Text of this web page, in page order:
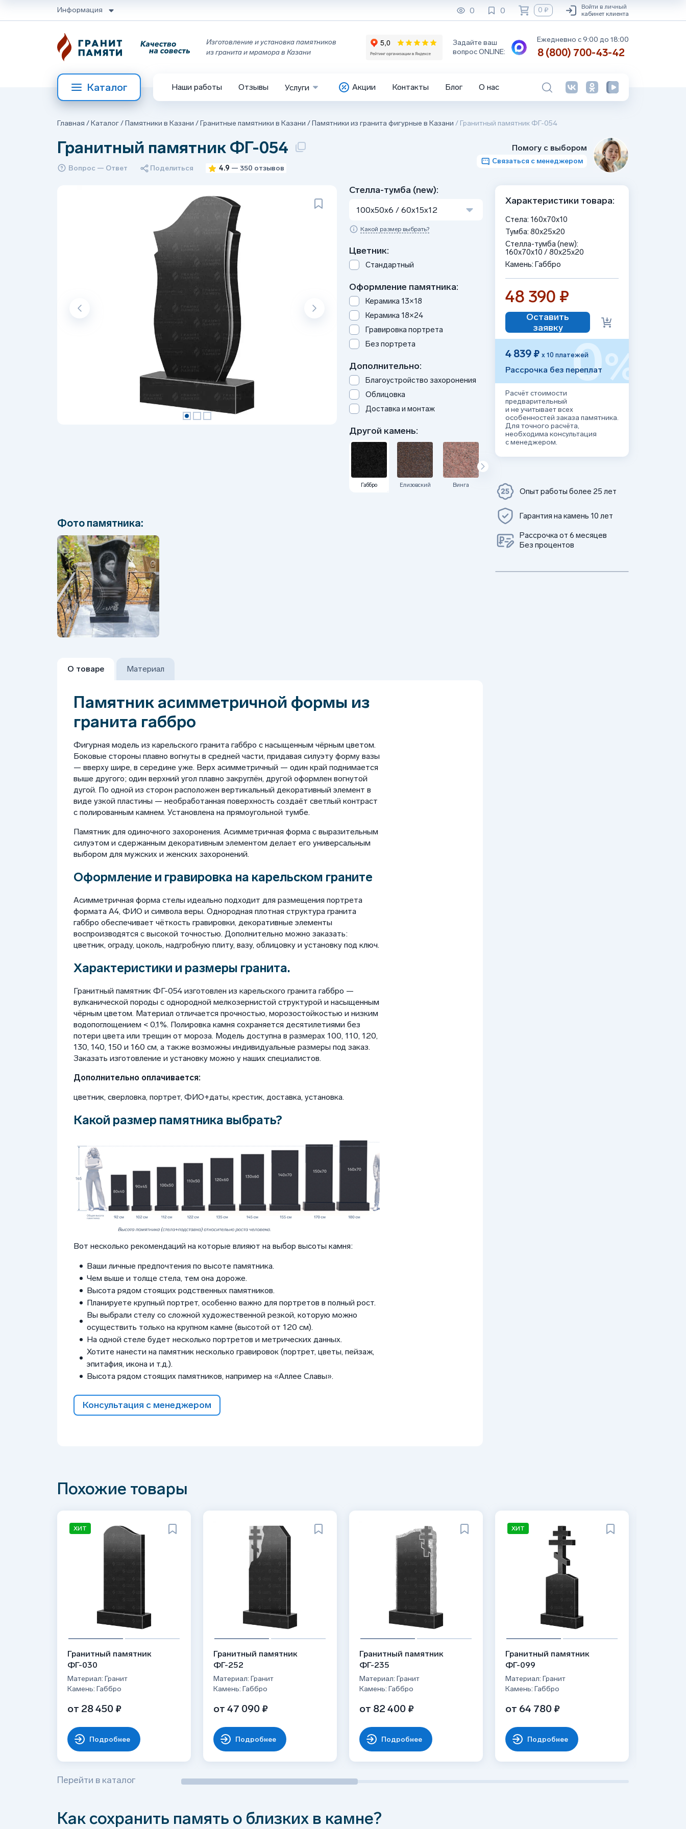
Информация 0 0 0 ₽
Войти в личный
кабинет клиента
Изготовление и установка памятников
из гранита и мрамора в Казани
Задайте ваш
вопрос ONLINE:
Ежедневно с 9:00 до 18:00
8 (800) 700-43-42
Каталог Наши работы Отзывы Услуги Акции Контакты Блог О нас
Главная /Каталог/Памятники в Казани /Гранитные памятники в Казани /Памятники из гранита фигурные в Казани / Гранитный памятник ФГ-054
Гранитный памятник ФГ-054
Вопрос — Ответ Поделиться 4.9 — 350 отзывов
Помогу с выбором
Связаться с менеджером
Стелла-тумба (new):
100x50x6 / 60x15x12
Какой размер выбрать?
Цветник:
Стандартный
Оформление памятника:
Керамика 13×18
Керамика 18×24
Гравировка портрета
Без портрета
Дополнительно:
Благоустройство захоронения
Облицовка
Доставка и монтаж
Другой камень:
Габбро Елизовский Винга Цветок Урала
Фото памятника:
О товаре Материал
Памятник асимметричной формы из
гранита габбро
Фигурная модель из карельского гранита габбро с насыщенным чёрным цветом.
Боковые стороны плавно вогнуты в средней части, придавая силуэту форму вазы
— вверху шире, в середине уже. Верх асимметричный — один край поднимается
выше другого; один верхний угол плавно закруглён, другой оформлен вогнутой
дугой. По одной из сторон расположен вертикальный декоративный элемент в
виде узкой пластины — необработанная поверхность создаёт светлый контраст
с полированным камнем. Установлена на прямоугольной тумбе.
Памятник для одиночного захоронения. Асимметричная форма с выразительным
силуэтом и сдержанным декоративным элементом делает его универсальным
выбором для мужских и женских захоронений.
Оформление и гравировка на карельском граните
Асимметричная форма стелы идеально подходит для размещения портрета
формата А4, ФИО и символа веры. Однородная плотная структура гранита
габбро обеспечивает чёткость гравировки, декоративные элементы
воспроизводятся с высокой точностью. Дополнительно можно заказать:
цветник, ограду, цоколь, надгробную плиту, вазу, облицовку и установку под ключ.
Характеристики и размеры гранита.
Гранитный памятник ФГ-054 изготовлен из карельского гранита габбро —
вулканической породы с однородной мелкозернистой структурой и насыщенным
чёрным цветом. Материал отличается прочностью, морозостойкостью и низким
водопоглощением < 0,1%. Полировка камня сохраняется десятилетиями без
потери цвета или трещин от мороза. Модель доступна в размерах 100, 110, 120,
130, 140, 150 и 160 см, а также возможны индивидуальные размеры под заказ.
Заказать изготовление и установку можно у наших специалистов.
Дополнительно оплачивается:
цветник, сверловка, портрет, ФИО+даты, крестик, доставка, установка.
Какой размер памятника выбрать?
Вот несколько рекомендаций на которые влияют на выбор высоты камня:
Ваши личные предпочтения по высоте памятника.
Чем выше и толще стела, тем она дороже.
Высота рядом стоящих родственных памятников.
Планируете крупный портрет, особенно важно для портретов в полный рост.
Вы выбрали стелу со сложной художественной резкой, которую можно
осуществить только на крупном камне (высотой от 120 см).
На одной стеле будет несколько портретов и метрических данных.
Хотите нанести на памятник несколько гравировок (портрет, цветы, пейзаж,
эпитафия, икона и т.д.).
Высота рядом стоящих памятников, например на «Аллее Славы».
Консультация с менеджером
Натуральный гранит, красивый природный рисунок;
Долговечен: сохраняет идеальный вид долгие десятилетия;
Легок в уходе, благодаря низкой пористости;
Возможен к полировки почти до зеркального блеска;
Доступен в разных комплектациях: с цветниками, с надгробными плитами и т.д.
Характеристики товара:
Стела: 160x70x10
Тумба: 80x25x20
Стелла-тумба (new):
160x70x10 / 80x25x20
Камень: Габбро
48 390 ₽
Оставить
заявку
4 839 ₽ х 10 платежей
Рассрочка без переплат
0%
Расчёт стоимости
предварительный
и не учитывает всех
особенностей заказа памятника.
Для точного расчёта,
необходима консультация
с менеджером.
Опыт работы более 25 лет
Гарантия на камень 10 лет
Рассрочка от 6 месяцев
Без процентов
Похожие товары
ХИТ
Гранитный памятник
ФГ-030
Материал: Гранит
Камень: Габбро
от 28 450 ₽
Подробнее
Гранитный памятник
ФГ-252
Материал: Гранит
Камень: Габбро
от 47 090 ₽
Подробнее
Гранитный памятник
ФГ-235
Материал: Гранит
Камень: Габбро
от 82 400 ₽
Подробнее
ХИТ
Гранитный памятник
ФГ-099
Материал: Гранит
Камень: Габбро
от 64 780 ₽
Подробнее
Перейти в каталог
Как сохранить память о близких в камне?